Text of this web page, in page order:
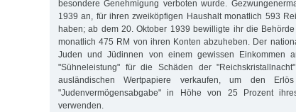
besondere Genehmigung verboten wurde.
1939 an, für ihren zweiköpfigen Haushalt monatlich 593
haben; ab dem 20. Oktober 1939 bewilligte ihr die
monatlich 475 RM von ihren Konten abzuheben. Der
Juden und Jüdinnen von einem gewissen Einkommen
"Sühneleistung" für die Schäden der
ausländischen Wertpapiere verkaufen, um den
"Judenvermögensabgabe" in Höhe von 25 Prozent
verwenden.